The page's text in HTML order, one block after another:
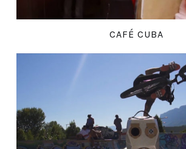
CAFÉ CUBA